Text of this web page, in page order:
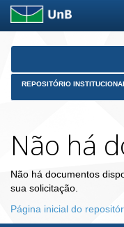
Skip
REPOSITÓRIO
Não há
Não há documentos
sua solicitação.
Página inicial do